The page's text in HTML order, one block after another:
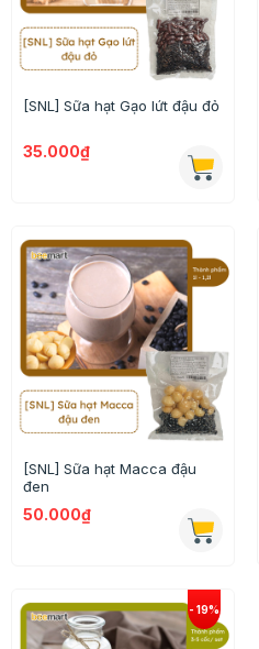
[SNL] Sữa hạt Gạo lứt đậu đỏ
35.000₫
[SNL] Sữa hạt Macca đậu
đen
50.000₫